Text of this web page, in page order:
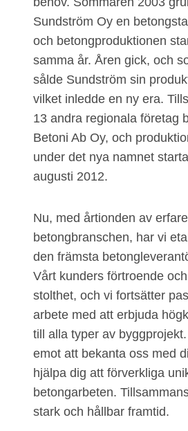
Sundström Oy en
och betongproduktionen
samma år. Åren gick, och
sålde Sundström sin
vilket inledde en ny era.
13 andra regionala företag
Betoni Ab Oy, och
under det nya namnet
augusti 2012.
Nu, med årtionden av
betongbranschen, har vi
den främsta
Vårt kunders förtroende
stolthet, och vi fortsätter
arbete med att erbjuda
till alla typer av
emot att bekanta oss med
hjälpa dig att förverkliga
betongarbeten.
stark och hållbar framtid.